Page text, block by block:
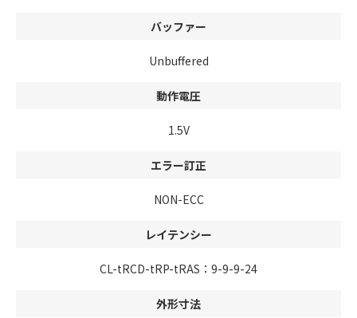
バッファー
Unbuffered
動作電圧
1.5V
エラー訂正
NON-ECC
レイテンシー
CL-tRCD-tRP-tRAS：9-9-9-24
外形寸法